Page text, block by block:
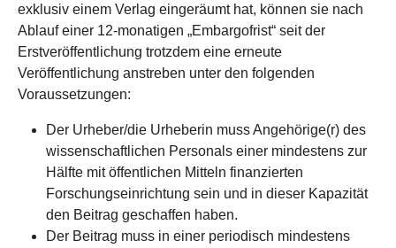
exklusiv einem Verlag eingeräumt hat, können sie nach
Ablauf einer 12-monatigen „Embargofrist“ seit der
Erstveröffentlichung trotzdem eine erneute
Veröffentlichung anstreben unter den folgenden
Voraussetzungen:
Der Urheber/die Urheberin muss Angehörige(r) des
wissenschaftlichen Personals einer mindestens zur
Hälfte mit öffentlichen Mitteln finanzierten
Forschungseinrichtung sein und in dieser Kapazität
den Beitrag geschaffen haben.
Der Beitrag muss in einer periodisch mindestens